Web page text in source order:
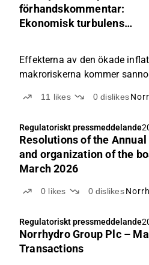
04-
17
05:
förhandskommentar:
Ekonomisk turbulens
Effekterna av den ökade
makroriskerna kommer
har ökat för resten av året.
11 likes 0dislikes
Regulatoriskt pressmeddelande
Resolutions of the
and organization of the
March 2026
0 likes 0 dislikes
Regulatoriskt pressmeddelande
Norrhydro Group Plc –
Transactions